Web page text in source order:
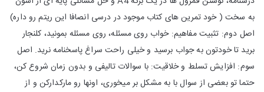
به سخت ( خود تمرین های کتاب موجود در درسی انصافا این ریتم رو داره)
اصل دوم: تثبیت مفاهیم: خواب روی مسئله، روی مسئله بمونید، کلنجار
برید تا خودتون به جواب برسید و خیلی راحت سراغ پاسخنامه نرید. اصل
سوم: افزایش تسلط و خلاقیت: با سوالات تالیفی و بدون زمان شروع کن،
حتما تو بعضی از سوال با به مشکل بر میخوری، اونها رو مارکدارکن و از